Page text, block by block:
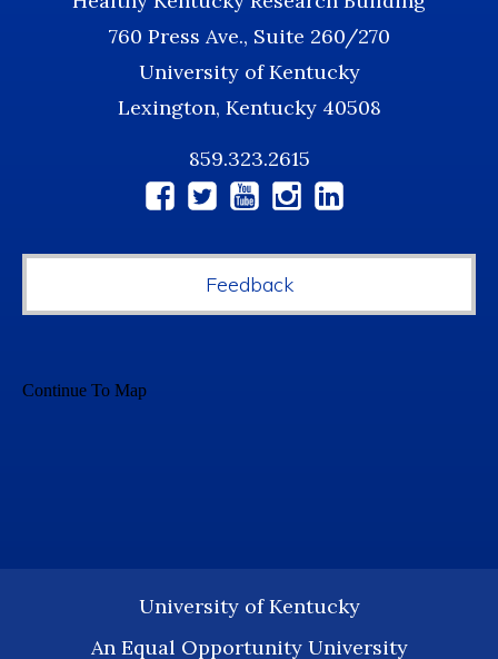
760 Press Ave., Suite 260/270
University of Kentucky
Lexington, Kentucky 40508
859.323.2615
Feedback
University of Kentucky
An Equal Opportunity University